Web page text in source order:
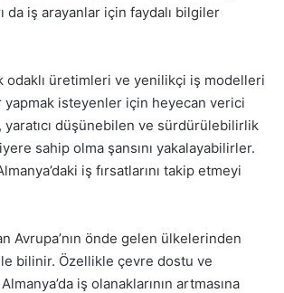
iş arayanlar için faydalı bilgiler
odaklı üretimleri ve yenilikçi iş modelleri
isteyenler için heyecan verici
düşünebilen ve sürdürülebilirlik
sahip olma şansını yakalayabilirler.
iş fırsatlarını takip etmeyi
Avrupa’nın önde gelen ülkelerinden
bilinir. Özellikle çevre dostu ve
iş olanaklarının artmasına